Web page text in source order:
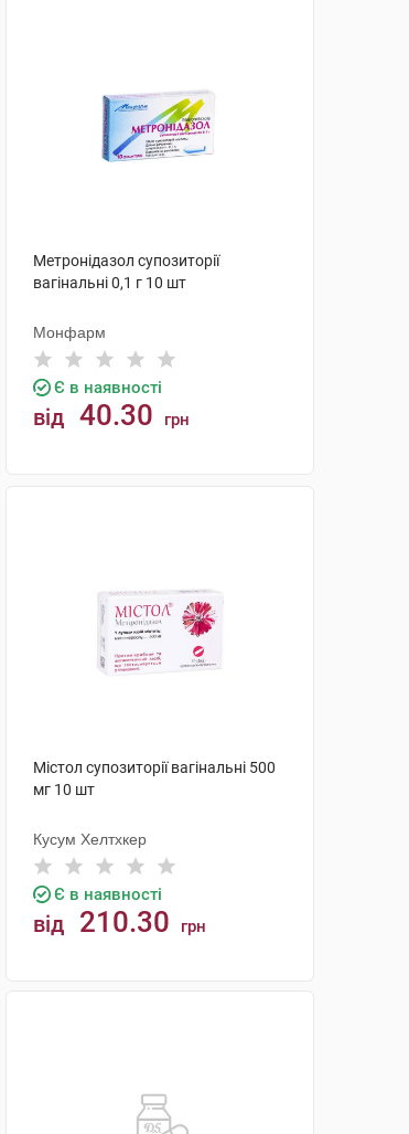
Метронідазол супозиторії
вагінальні 0,1 г 10 шт
Монфарм
Є в наявності
від 40.30 грн
Містол супозиторії вагінальні 500
мг 10 шт
Кусум Хелтхкер
Є в наявності
від 210.30 грн